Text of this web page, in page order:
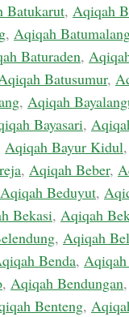
Batukarut, Aqiqah
, Aqiqah
Baturaden,
Batusumur,
, Aqiqah
Bayasari,
Aqiqah Bayur Kidul,
, Aqiqah Beber,
Aqiqah Beduyut,
Bekasi, Aqiqah
, Aqiqah
Benda,
, Aqiqah Bendungan,
Benteng,